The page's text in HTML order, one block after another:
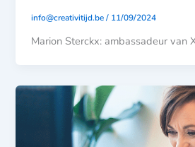
info@creativitijd.be/ 11/09/2024
Marion Sterckx: ambassadeur van